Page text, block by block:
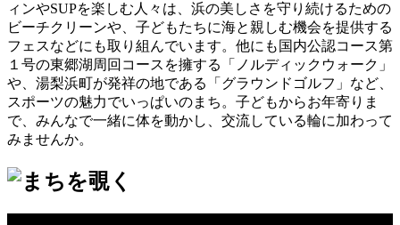
ィンやSUPを楽しむ人々は、浜の美しさを守り続けるための
ビーチクリーンや、子どもたちに海と親しむ機会を提供する
フェスなどにも取り組んでいます。他にも国内公認コース第
１号の東郷湖周回コースを擁する「ノルディックウォーク」
や、湯梨浜町が発祥の地である「グラウンドゴルフ」など、
スポーツの魅力でいっぱいのまち。子どもからお年寄りま
で、みんなで一緒に体を動かし、交流している輪に加わって
みませんか。